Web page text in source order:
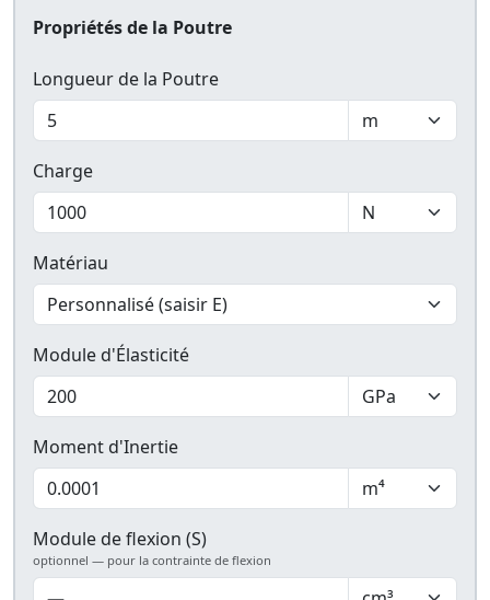
Propriétés de la Poutre
Longueur de la Poutre
Charge
Matériau
Module d'Élasticité
Moment d'Inertie
Module de flexion (S)
optionnel — pour la contrainte de flexion